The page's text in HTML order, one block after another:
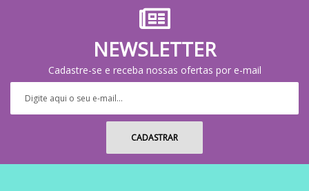
NEWSLETTER
Cadastre-se e receba nossas ofertas por e-mail